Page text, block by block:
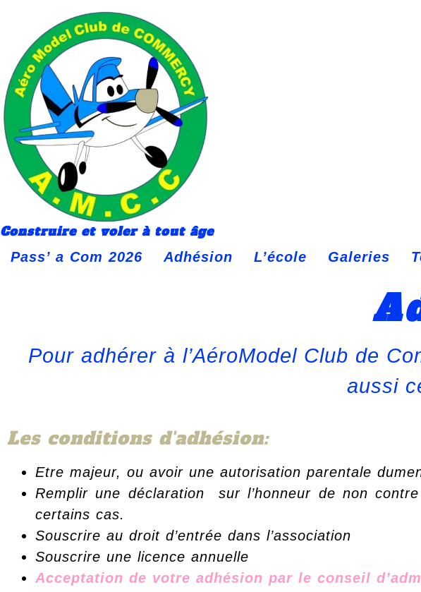
principal
Construire et voler à tout âge
Pass’ a Com 2026 Adhésion L’école Galeries
Pour adhérer à l’AéroModel Club de
aussi
Les conditions d'adhésion:
Etre majeur, ou avoir une autorisation parentale
Remplir une déclaration sur l’honneur de non
certains cas.
Souscrire au droit d’entrée dans l’association
Souscrire une licence annuelle
Acceptation de votre adhésion par le conseil